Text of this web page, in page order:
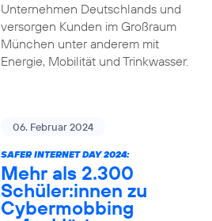
Unternehmen Deutschlands und
versorgen Kunden im Großraum
München unter anderem mit
Energie, Mobilität und Trinkwasser.
06. Februar 2024
SAFER INTERNET DAY 2024:
Mehr als 2.300
Schüler:innen zu
Cybermobbing